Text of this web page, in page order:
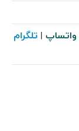
واتساپ | تلگرام